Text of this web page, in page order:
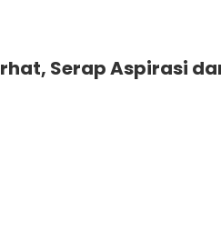
Serap Aspirasi